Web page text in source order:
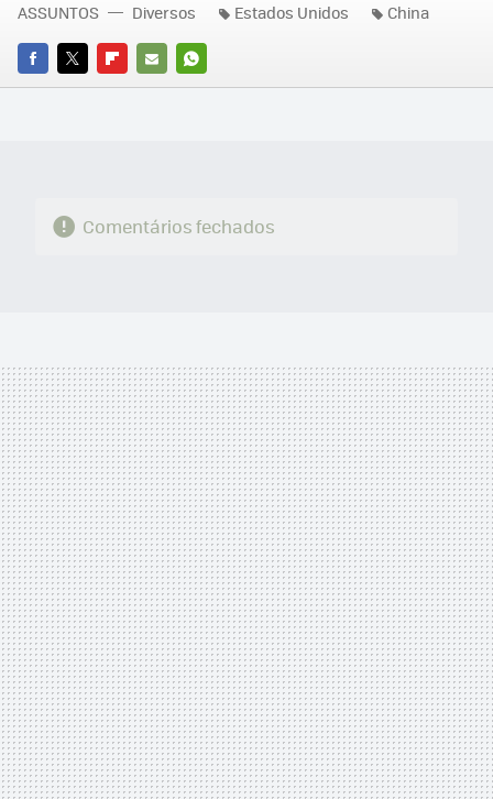
FACEBOOK
TWITTERFLIPBOARD
E-
WHATSAPP
ASSUNTOS Diversos Estados Unidos China
Comentários fechados